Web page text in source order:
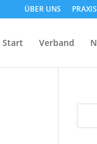
ÜBER UNS PRAXIS
Start Verband